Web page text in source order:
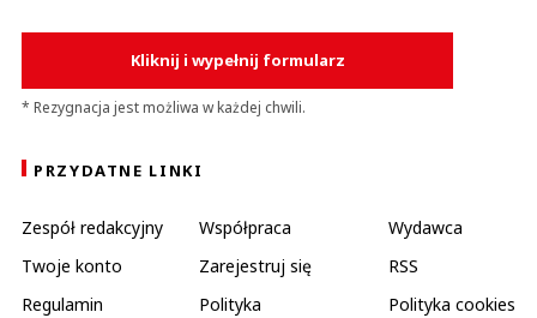
Kliknij i wypełnij formularz
* Rezygnacja jest możliwa w każdej chwili.
PRZYDATNE LINKI
Zespół redakcyjny Współpraca
Wydawca
Twoje konto
Zarejestruj się
RSS
Regulamin
Polityka
Polityka cookies